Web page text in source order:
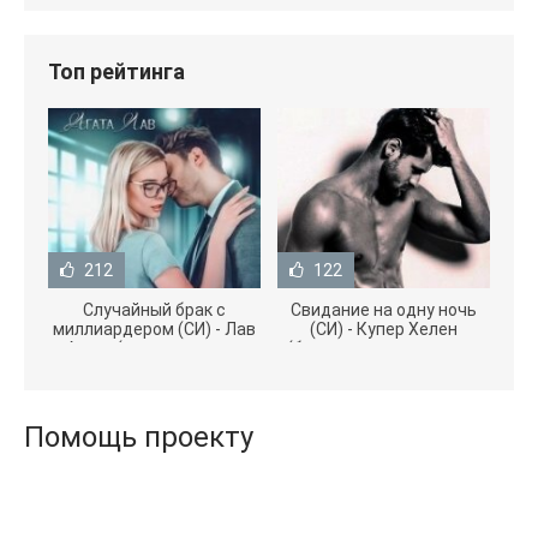
Топ рейтинга
212
Случайный брак с
миллиардером (СИ) - Лав
Агата (полная версия
122
Свидание на одну ночь
(СИ) - Купер Хелен
(бесплатные серии книг
Помощь проекту